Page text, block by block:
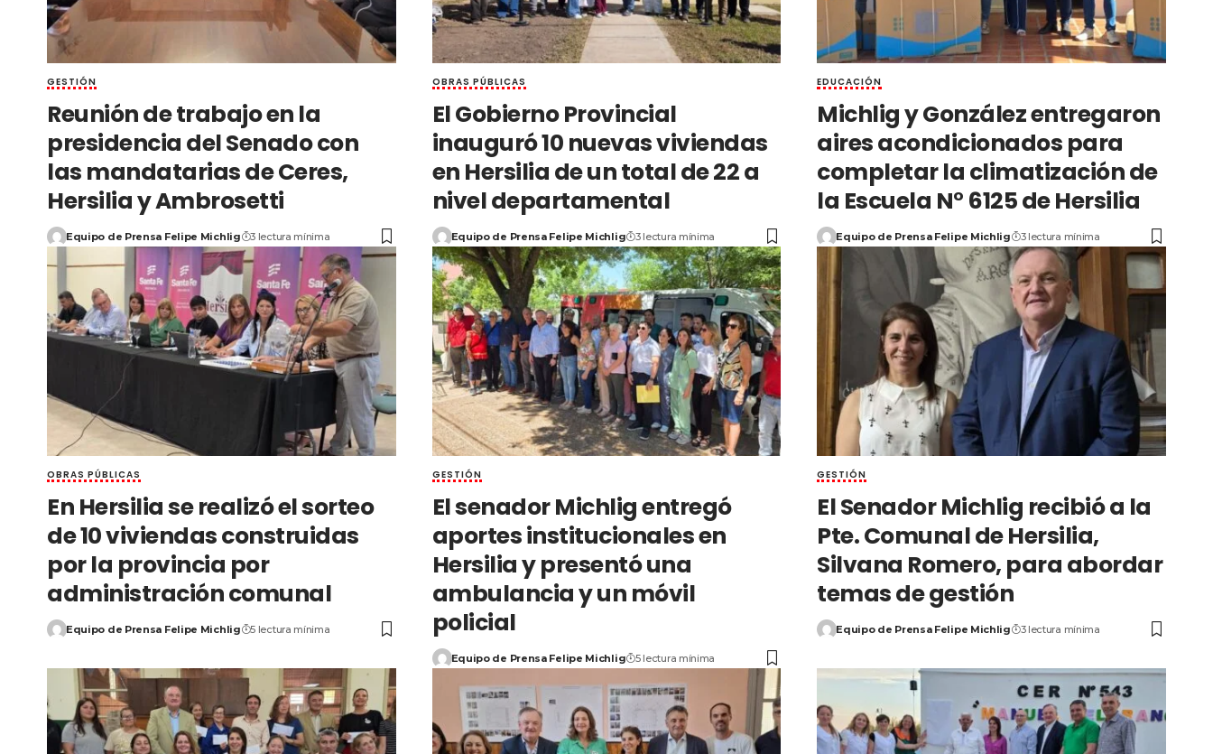
GESTIÓN
Reunión de trabajo en la
presidencia del Senado con
las mandatarias de Ceres,
Hersilia y Ambrosetti
Equipo de Prensa Felipe Michlig 3 lectura mínima
OBRAS PÚBLICAS
El Gobierno Provincial
inauguró 10 nuevas viviendas
en Hersilia de un total de 22 a
nivel departamental
Equipo de Prensa Felipe Michlig 3 lectura mínima
EDUCACIÓN
Michlig y González entregaron
aires acondicionados para
completar la climatización de
la Escuela N° 6125 de Hersilia
Equipo de Prensa Felipe Michlig 3 lectura mínima
OBRAS PÚBLICAS
En Hersilia se realizó el sorteo
de 10 viviendas construidas
por la provincia por
administración comunal
Equipo de Prensa Felipe Michlig 5 lectura mínima
GESTIÓN
El senador Michlig entregó
aportes institucionales en
Hersilia y presentó una
ambulancia y un móvil
policial
Equipo de Prensa Felipe Michlig 5 lectura mínima
GESTIÓN
El Senador Michlig recibió a la
Pte. Comunal de Hersilia,
Silvana Romero, para abordar
temas de gestión
Equipo de Prensa Felipe Michlig 3 lectura mínima